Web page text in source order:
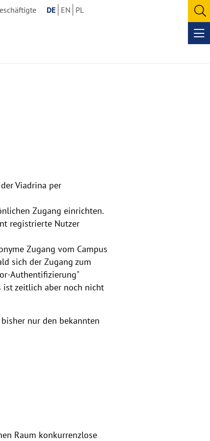
DE EN PL
Viadrina per
Zugang einrichten.
registrierte Nutzer
Zugang vom Campus
sich der Zugang zum
Authentifizierung"
ist zeitlich aber noch nicht
nur den bekannten
Raum konkurrenzlose